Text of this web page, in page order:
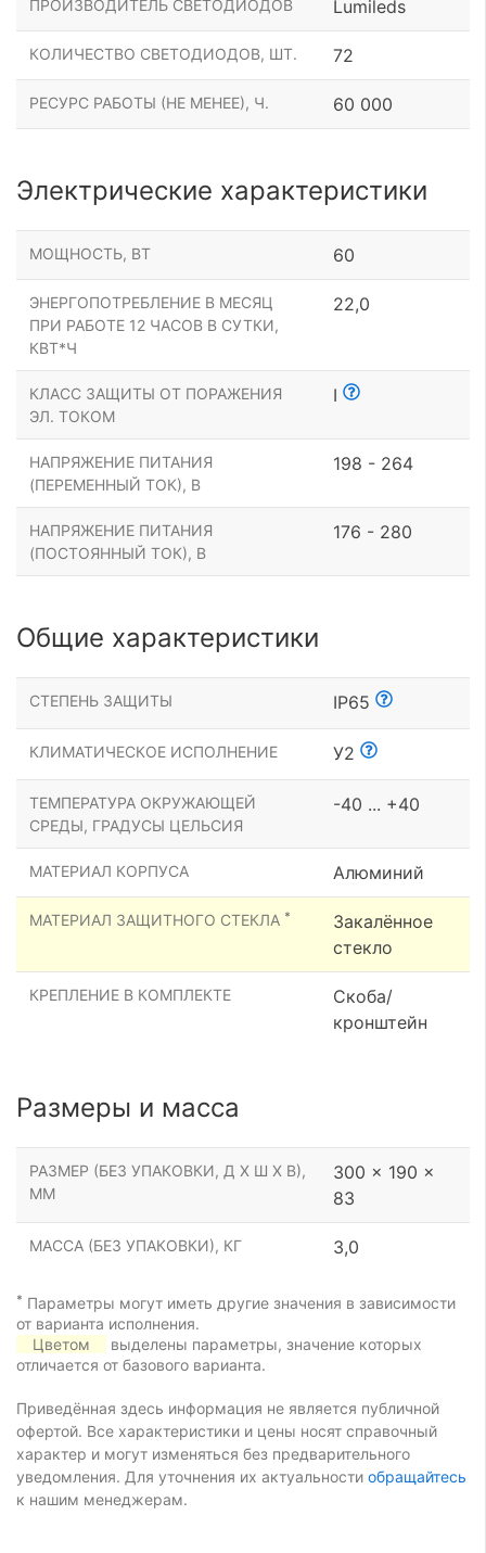
ПРОИЗВОДИТЕЛЬ СВЕТОДИОДОВ Lumileds
КОЛИЧЕСТВО СВЕТОДИОДОВ, ШТ. 72
РЕСУРС РАБОТЫ (НЕ МЕНЕЕ), Ч. 60 000
Электрические характеристики
МОЩНОСТЬ, ВТ 60
ЭНЕРГОПОТРЕБЛЕНИЕ В МЕСЯЦ
ПРИ РАБОТЕ 12 ЧАСОВ В СУТКИ,
КВТ*Ч
22,0
КЛАСС ЗАЩИТЫ ОТ ПОРАЖЕНИЯ
ЭЛ. ТОКОМ
I
НАПРЯЖЕНИЕ ПИТАНИЯ
(ПЕРЕМЕННЫЙ ТОК), В
198 - 264
НАПРЯЖЕНИЕ ПИТАНИЯ
(ПОСТОЯННЫЙ ТОК), В
176 - 280
Общие характеристики
СТЕПЕНЬ ЗАЩИТЫ IP65
КЛИМАТИЧЕСКОЕ ИСПОЛНЕНИЕ У2
ТЕМПЕРАТУРА ОКРУЖАЮЩЕЙ
СРЕДЫ, ГРАДУСЫ ЦЕЛЬСИЯ
-40 ... +40
МАТЕРИАЛ КОРПУСА Алюминий
МАТЕРИАЛ ЗАЩИТНОГО СТЕКЛА *
Закалённое
стекло
КРЕПЛЕНИЕ В КОМПЛЕКТЕ
Скоба/
кронштейн
Размеры и масса
РАЗМЕР (БЕЗ УПАКОВКИ, Д Х Ш Х В),
ММ
300 x 190 x
83
МАССА (БЕЗ УПАКОВКИ), КГ 3,0
* Параметры могут иметь другие значения в зависимости
от варианта исполнения.
Цветом
выделены параметры, значение которых
отличается от базового варианта.
Приведённая здесь информация не является публичной
офертой. Все характеристики и цены носят справочный
характер и могут изменяться без предварительного
уведомления. Для уточнения их актуальности обращайтесь
к нашим менеджерам.